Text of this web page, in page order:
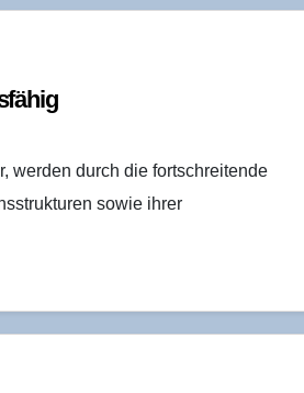
werden durch die fortschreitende
sowie ihrer